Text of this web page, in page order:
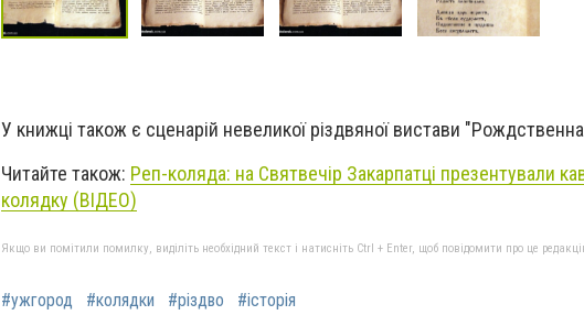
У книжцi також є сценарiй невеликої рiздвяної вистави
Читайте також: Реп-коляда: на Святвечір Закарпатці презентували
колядку (ВІДЕО)
Якщо ви помітили помилку, виділіть необхідний текст і натисніть Ctrl + Enter, щоб повідомити про це
#ужгород #колядки #різдво #історія